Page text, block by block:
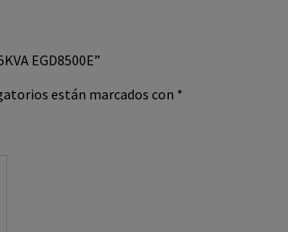
EGD8500E”
están marcados con *